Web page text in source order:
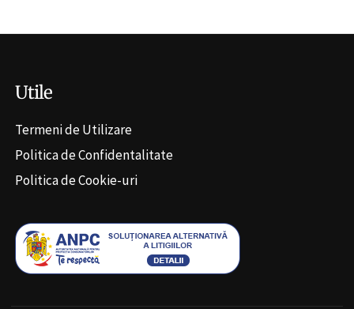
Utile
Termeni de Utilizare
Politica de Confidentalitate
Politica de Cookie-uri